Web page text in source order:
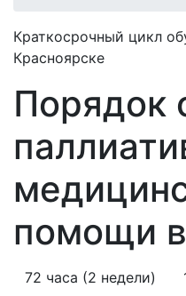
Краткосрочный цикл
Красноярске
Порядок
помощи
72 часа (2 недели)